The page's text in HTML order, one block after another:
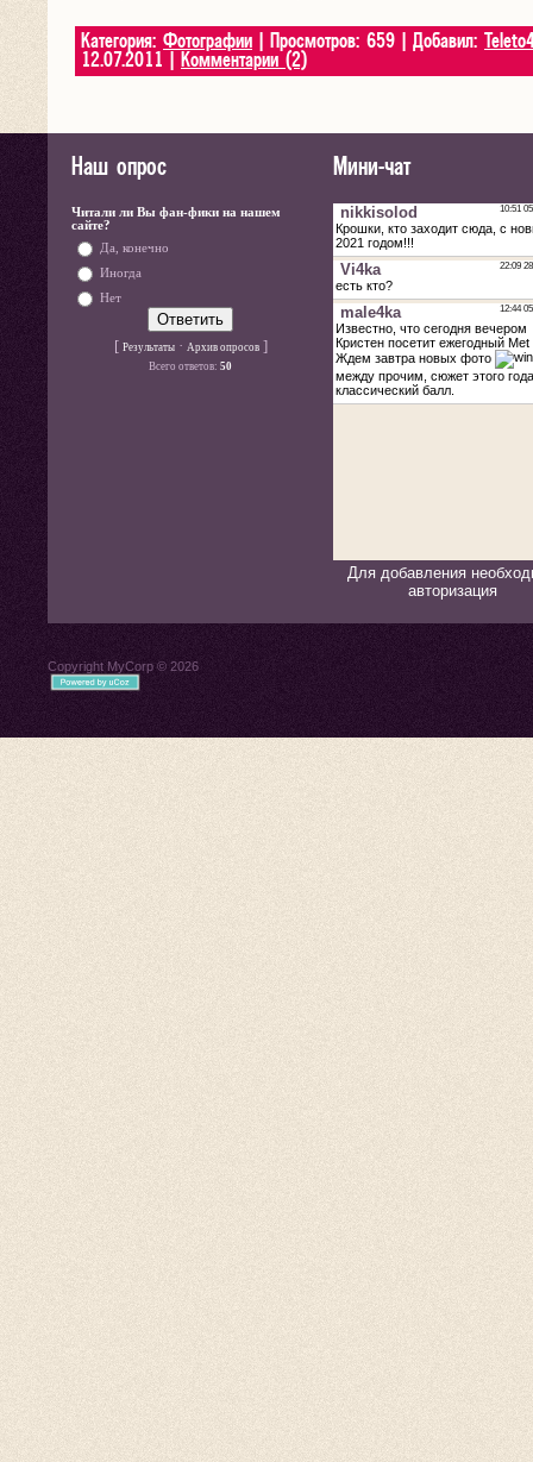
Категория: Фотографии | Просмотров: 659 | Добавил:
12.07.2011
Комментарии (2)
Наш опрос
Читали ли Вы фан-фики на нашем
сайте?
Да, конечно
Иногда
Нет
[ Результаты· Архив опросов]
Всего ответов: 50
Мини-чат
Для добавления
авторизация
Copyright MyCorp © 2026